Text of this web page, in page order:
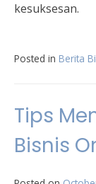
kesuksesan.
Posted in Berita
Tips
Bisnis